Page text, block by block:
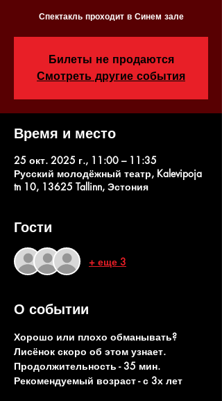
Спектакль проходит в Синем зале
Билеты не продаются
Смотреть другие события
Время и место
25 окт. 2025 г., 11:00 – 11:35
Русский молодёжный театр, Kalevipoja
tn 10, 13625 Tallinn, Эстония
Гости
+ еще 3
О событии
Хорошо или плохо обманывать?
Лисёнок скоро об этом узнает.
Продолжительность - 35 мин.
Рекомендуемый возраст - с 3х лет